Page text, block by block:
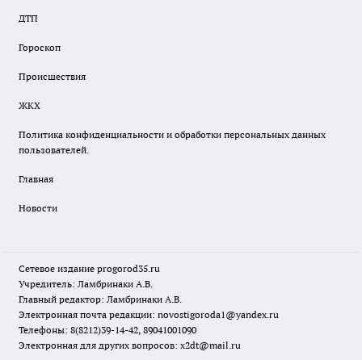
ДТП
Гороскоп
Происшествия
ЖКХ
Политика конфиденциальности и обработки персональных данных
пользователей.
Главная
Новости
Сетевое издание progorod35.ru
Учредитель: Ламбринаки А.В.
Главный редактор: Ламбринаки А.В.
Электронная почта редакции: novostigoroda1@yandex.ru
Телефоны: 8(8212)39-14-42, 89041001090
Электронная для других вопросов: x2dt@mail.ru